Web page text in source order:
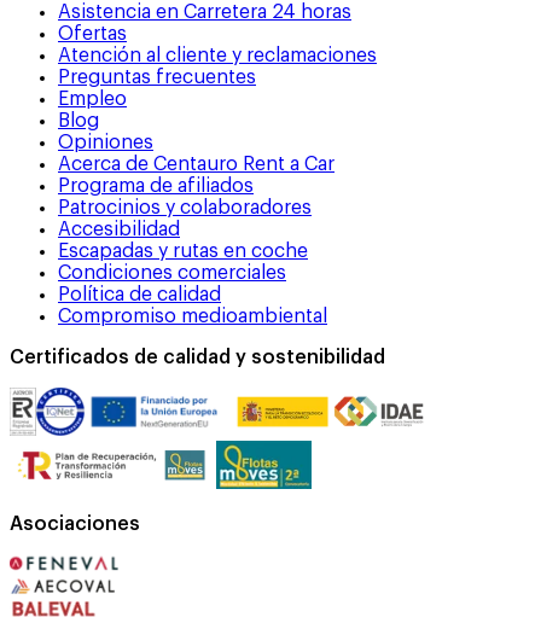
Asistencia en Carretera 24 horas
Ofertas
Atención al cliente y reclamaciones
Preguntas frecuentes
Empleo
Blog
Opiniones
Acerca de Centauro Rent a Car
Programa de afiliados
Patrocinios y colaboradores
Accesibilidad
Escapadas y rutas en coche
Condiciones comerciales
Política de calidad
Compromiso medioambiental
Certificados de calidad y sostenibilidad
Asociaciones